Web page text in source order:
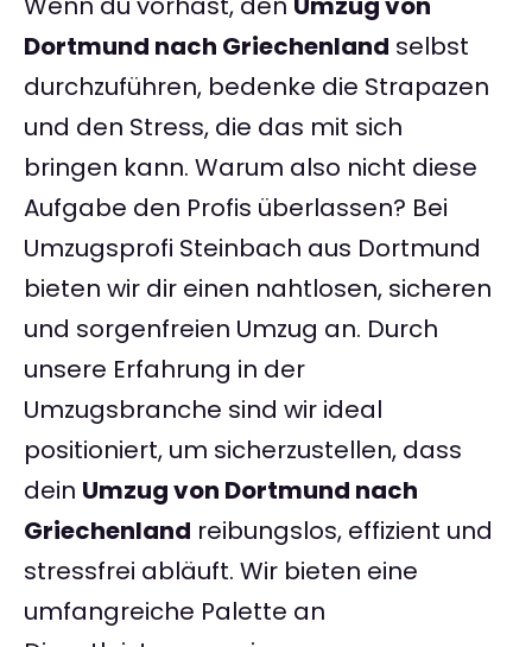
Dortmund nach Griechenland selbst
durchzuführen, bedenke die Strapazen
und den Stress, die das mit sich
bringen kann. Warum also nicht diese
Aufgabe den Profis überlassen? Bei
Umzugsprofi Steinbach aus Dortmund
bieten wir dir einen nahtlosen, sicheren
und sorgenfreien Umzug an. Durch
unsere Erfahrung in der
Umzugsbranche sind wir ideal
positioniert, um sicherzustellen, dass
dein Umzug von Dortmund nach
Griechenland reibungslos, effizient und
stressfrei abläuft. Wir bieten eine
umfangreiche Palette an